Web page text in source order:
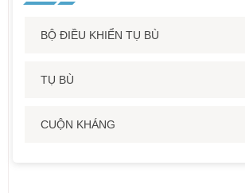
BỘ ĐIỀU KHIỂN TỤ BÙ
TỤ BÙ
CUỘN KHÁNG